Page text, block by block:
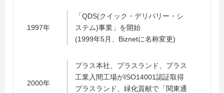
1997年
「QDS(クイック・デリバリー・シ
ステム)事業」を開始
(1999年5月、Biznetに名称変更)
2000年
プラス本社、プラスランド、プラス
工業入間工場がISO14001認証取得
プラスランド、緑化貢献で「関東通